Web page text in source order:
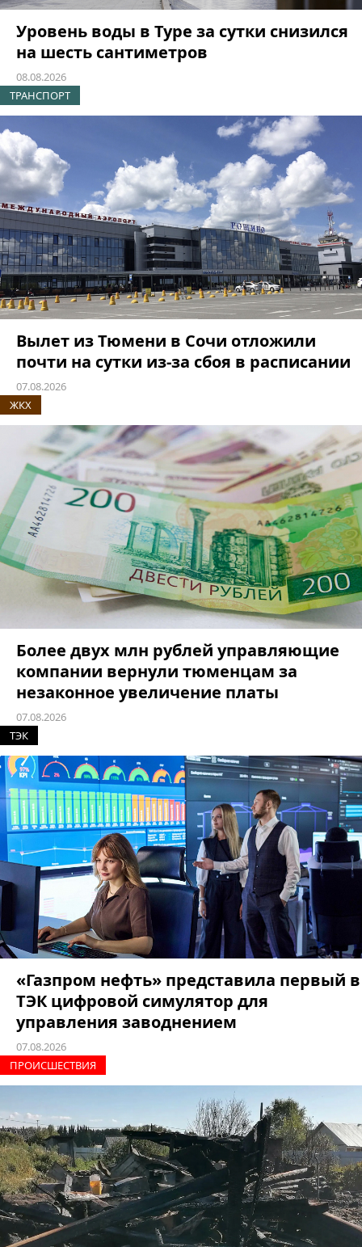
Уровень воды в Туре за сутки снизился
на шесть сантиметров
08.08.2026
ТРАНСПОРТ
Вылет из Тюмени в Сочи отложили
почти на сутки из-за сбоя в расписании
07.08.2026
ЖКХ
Более двух млн рублей управляющие
компании вернули тюменцам за
незаконное увеличение платы
07.08.2026
ТЭК
«Газпром нефть» представила первый в
ТЭК цифровой симулятор для
управления заводнением
07.08.2026
ПРОИCШЕСТВИЯ